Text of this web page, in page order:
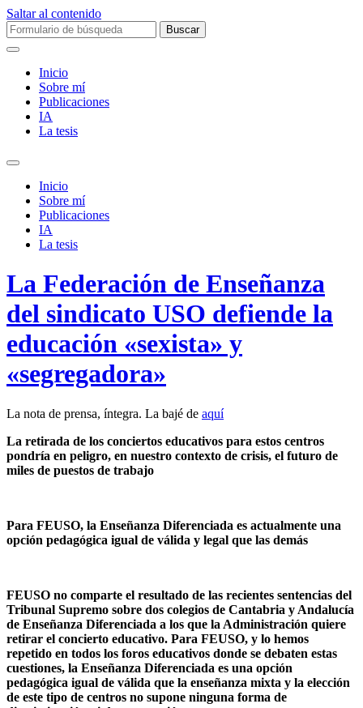
Saltar al contenido
Buscar:
Inicio
Sobre mí­
Publicaciones
IA
La tesis
Alternar
campo
búsqueda
Inicio
Sobre mí­
Publicaciones
IA
La tesis
La Federación de Enseñanza
del sindicato USO defiende la
educación «sexista» y
«segregadora»
La nota de prensa, íntegra. La bajé de aquí
La retirada de los conciertos educativos para estos centros
pondría en peligro, en nuestro contexto de crisis, el futuro de
miles de puestos de trabajo
Para FEUSO, la Enseñanza Diferenciada es actualmente una
opción pedagógica igual de válida y legal que las demás
FEUSO no comparte el resultado de las recientes sentencias del
Tribunal Supremo sobre dos colegios de Cantabria y Andalucía
de Enseñanza Diferenciada a los que la Administración quiere
retirar el concierto educativo. Para FEUSO, y lo hemos
repetido en todos los foros educativos donde se debaten estas
cuestiones, la Enseñanza Diferenciada es una opción
pedagógica igual de válida que la enseñanza mixta y la elección
de este tipo de centros no supone ninguna forma de